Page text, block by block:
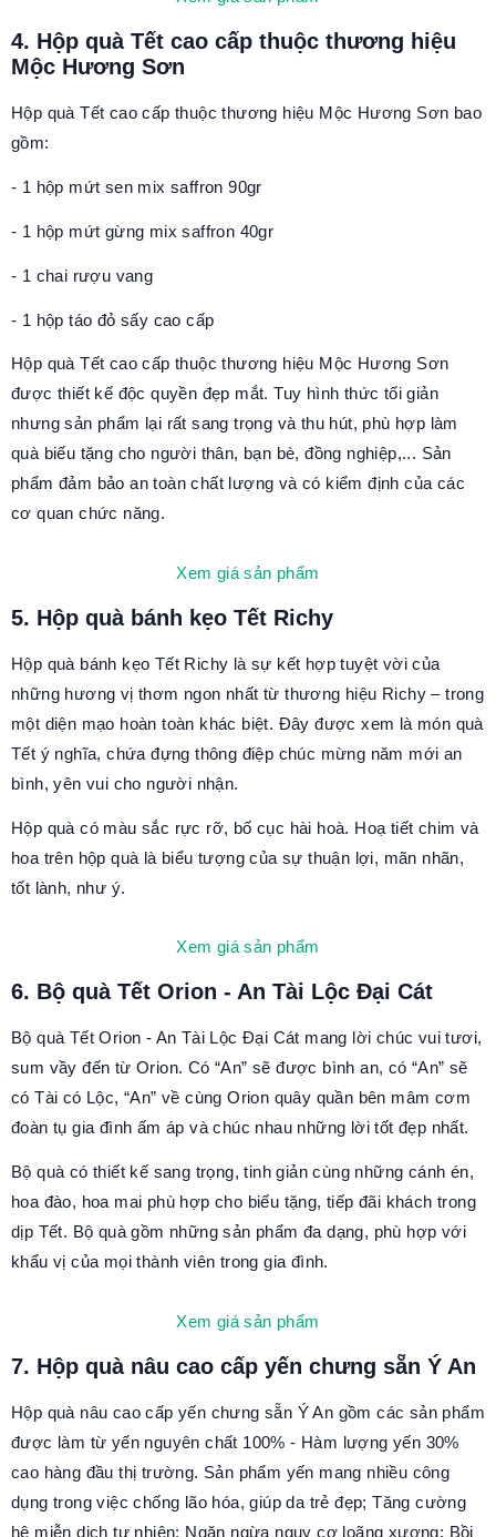
4. Hộp quà Tết cao cấp thuộc thương hiệu
Mộc Hương Sơn
Hộp quà Tết cao cấp thuộc thương hiệu Mộc Hương Sơn bao
gồm:
- 1 hộp mứt sen mix saffron 90gr
- 1 hộp mứt gừng mix saffron 40gr
- 1 chai rượu vang
- 1 hộp táo đỏ sấy cao cấp
Hộp quà Tết cao cấp thuộc thương hiệu Mộc Hương Sơn
được thiết kế độc quyền đẹp mắt. Tuy hình thức tối giản
nhưng sản phẩm lại rất sang trọng và thu hút, phù hợp làm
quà biếu tặng cho người thân, bạn bè, đồng nghiệp,... Sản
phẩm đảm bảo an toàn chất lượng và có kiểm định của các
cơ quan chức năng.
Xem giá sản phẩm
5. Hộp quà bánh kẹo Tết Richy
Hộp quà bánh kẹo Tết Richy là sự kết hợp tuyệt vời của
những hương vị thơm ngon nhất từ thương hiệu Richy – trong
một diện mạo hoàn toàn khác biệt. Đây được xem là món quà
Tết ý nghĩa, chứa đựng thông điệp chúc mừng năm mới an
bình, yên vui cho người nhận.
Hộp quà có màu sắc rực rỡ, bố cục hài hoà. Hoạ tiết chim và
hoa trên hộp quà là biểu tượng của sự thuận lợi, mãn nhãn,
tốt lành, như ý.
Xem giá sản phẩm
6. Bộ quà Tết Orion - An Tài Lộc Đại Cát
Bộ quà Tết Orion - An Tài Lộc Đại Cát mang lời chúc vui tươi,
sum vầy đến từ Orion. Có “An” sẽ được bình an, có “An” sẽ
có Tài có Lộc, “An” về cùng Orion quây quần bên mâm cơm
đoàn tụ gia đình ấm áp và chúc nhau những lời tốt đẹp nhất.
Bộ quà có thiết kế sang trọng, tinh giản cùng những cánh én,
hoa đào, hoa mai phù hợp cho biếu tặng, tiếp đãi khách trong
dịp Tết. Bộ quà gồm những sản phẩm đa dạng, phù hợp với
khẩu vị của mọi thành viên trong gia đình.
Xem giá sản phẩm
7. Hộp quà nâu cao cấp yến chưng sẵn Ý An
Hộp quà nâu cao cấp yến chưng sẵn Ý An gồm các sản phẩm
được làm từ yến nguyên chất 100% - Hàm lượng yến 30%
cao hàng đầu thị trường. Sản phẩm yến mang nhiều công
dụng trong việc chống lão hóa, giúp da trẻ đẹp; Tăng cường
hệ miễn dịch tự nhiên; Ngăn ngừa nguy cơ loãng xương; Bồi